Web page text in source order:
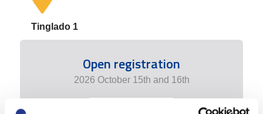
Tinglado 1
Open registration
2026 October 15th and 16th